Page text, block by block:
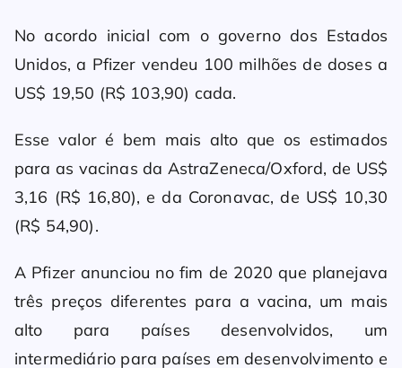
No acordo inicial com o governo dos Estados
Unidos, a Pfizer vendeu 100 milhões de doses a
US$ 19,50 (R$ 103,90) cada.
Esse valor é bem mais alto que os estimados
para as vacinas da AstraZeneca/Oxford, de US$
3,16 (R$ 16,80), e da Coronavac, de US$ 10,30
(R$ 54,90).
A Pfizer anunciou no fim de 2020 que planejava
três preços diferentes para a vacina, um mais
alto para países desenvolvidos, um
intermediário para países em desenvolvimento e